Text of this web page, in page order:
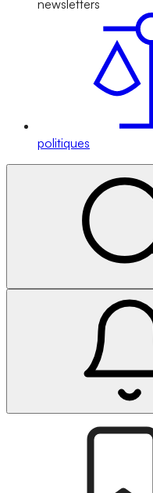
newsletters
politiques